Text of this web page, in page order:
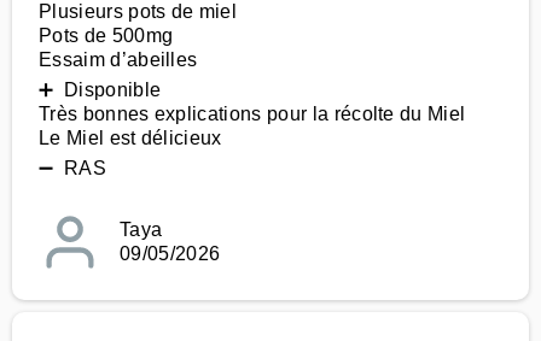
Plusieurs pots de miel
Pots de 500mg
Essaim d’abeilles
➕ Disponible
Très bonnes explications pour la récolte du Miel
Le Miel est délicieux
➖ RAS
Taya
09/05/2026